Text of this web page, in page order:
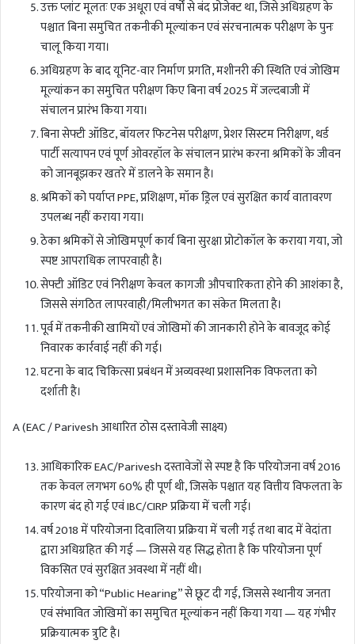
उक्त प्लांट मूलतः एक अधूरा एवं वर्षों से बंद प्रोजेक्ट था, जिसे अधिग्रहण के
पश्चात बिना समुचित तकनीकी मूल्यांकन एवं संरचनात्मक परीक्षण के पुनः
चालू किया गया।
अधिग्रहण के बाद यूनिट-वार निर्माण प्रगति, मशीनरी की स्थिति एवं जोखिम
मूल्यांकन का समुचित परीक्षण किए बिना वर्ष 2025 में जल्दबाजी में
संचालन प्रारंभ किया गया।
बिना सेफ्टी ऑडिट, बॉयलर फिटनेस परीक्षण, प्रेशर सिस्टम निरीक्षण, थर्ड
पार्टी सत्यापन एवं पूर्ण ओवरहॉल के संचालन प्रारंभ करना श्रमिकों के जीवन
को जानबूझकर खतरे में डालने के समान है।
श्रमिकों को पर्याप्त PPE, प्रशिक्षण, मॉक ड्रिल एवं सुरक्षित कार्य वातावरण
उपलब्ध नहीं कराया गया।
ठेका श्रमिकों से जोखिमपूर्ण कार्य बिना सुरक्षा प्रोटोकॉल के कराया गया, जो
स्पष्ट आपराधिक लापरवाही है।
सेफ्टी ऑडिट एवं निरीक्षण केवल कागजी औपचारिकता होने की आशंका है,
जिससे संगठित लापरवाही/मिलीभगत का संकेत मिलता है।
पूर्व में तकनीकी खामियों एवं जोखिमों की जानकारी होने के बावजूद कोई
निवारक कार्रवाई नहीं की गई।
घटना के बाद चिकित्सा प्रबंधन में अव्यवस्था प्रशासनिक विफलता को
दर्शाती है।
A (EAC / Parivesh आधारित ठोस दस्तावेजी साक्ष्य)
आधिकारिक EAC/Parivesh दस्तावेजों से स्पष्ट है कि परियोजना वर्ष 2016
तक केवल लगभग 60% ही पूर्ण थी, जिसके पश्चात यह वित्तीय विफलता के
कारण बंद हो गई एवं IBC/CIRP प्रक्रिया में चली गई।
वर्ष 2018 में परियोजना दिवालिया प्रक्रिया में चली गई तथा बाद में वेदांता
द्वारा अधिग्रहित की गई — जिससे यह सिद्ध होता है कि परियोजना पूर्ण
विकसित एवं सुरक्षित अवस्था में नहीं थी।
परियोजना को “Public Hearing” से छूट दी गई, जिससे स्थानीय जनता
एवं संभावित जोखिमों का समुचित मूल्यांकन नहीं किया गया — यह गंभीर
प्रक्रियात्मक त्रुटि है।